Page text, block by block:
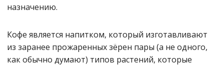
назначению.
Кофе является напитком, который изготавливают
из заранее прожаренных зёрен пары (а не одного,
как обычно думают) типов растений, которые